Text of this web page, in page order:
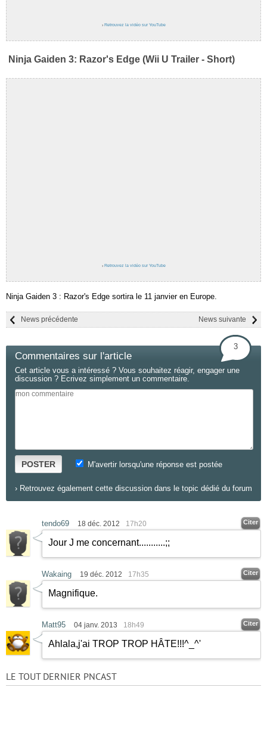
› Retrouvez la vidéo sur YouTube
Ninja Gaiden 3: Razor's Edge (Wii U Trailer - Short)
› Retrouvez la vidéo sur YouTube
Ninja Gaiden 3 : Razor's Edge sortira le 11 janvier en Europe.
News suivante
News précédente
Commentaires sur l'article
3
Cet article vous a intéressé ? Vous souhaitez réagir, engager une
discussion ? Ecrivez simplement un commentaire.
POSTER M'avertir lorsqu'une réponse est postée
› Retrouvez également cette discussion dans le topic dédié du forum
tendo69 18 déc. 2012 17h20 Citer
Jour J me concernant...........;;
Wakaing 19 déc. 2012 17h35 Citer
Magnifique.
Matt95 04 janv. 2013 18h49 Citer
Ahlala,j'ai TROP TROP HÂTE!!!^_^'
LE TOUT DERNIER PNCAST